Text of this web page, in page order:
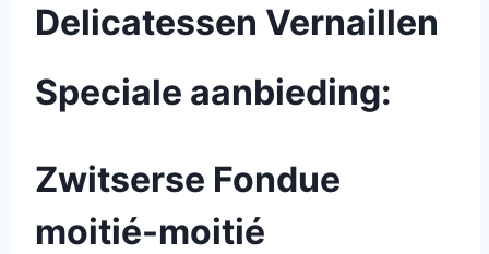
Delicatessen Vernaillen
Speciale aanbieding:
Zwitserse Fondue
moitié-moitié